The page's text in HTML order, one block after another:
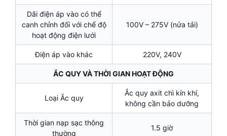
Dãi điện áp vào có thể
canh chỉnh đối với chế độ
hoạt động điện lưới
100V – 275V (nửa tải)
Điện áp vào khác 220V, 240V
ẮC QUY VÀ THỜI GIAN HOẠT ĐỘNG
Loại Ắc quy
Ắc quy axit chì kín khí,
không cần bảo dưỡng
Thời gian nạp sạc thông
thường
1.5 giờ